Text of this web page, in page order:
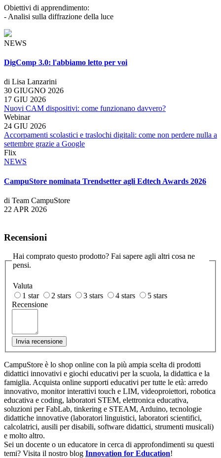
Obiettivi di apprendimento:
- Analisi sulla diffrazione della luce
NEWS
DigComp 3.0: l'abbiamo letto per voi
di Lisa Lanzarini
30 GIUGNO 2026
17 GIU 2026
Nuovi CAM dispositivi: come funzionano davvero?
Webinar
24 GIU 2026
Accorpamenti scolastici e traslochi digitali: come non perdere nulla a
settembre grazie a Google
Flix
NEWS
CampuStore nominata Trendsetter agli Edtech Awards 2026
di Team CampuStore
22 APR 2026
Recensioni
Hai comprato questo prodotto? Fai sapere agli altri cosa ne
pensi.
Valuta
1 star
2 stars 3 stars 4 stars
5 stars
Recensione
Invia recensione
CampuStore è lo shop online con la più ampia scelta di prodotti
didattici innovativi e giochi educativi per la scuola, la didattica e la
famiglia. Acquista online supporti educativi per tutte le età: arredo
innovativo, monitor interattivi touch e LIM, videoproiettori, robotica
educativa e coding, laboratori STEM, elettronica educativa,
soluzioni per FabLab, tinkering e STEAM, Arduino, tecnologie
didattiche innovative (laboratori linguistici, laboratori scientifici,
calcolatrici, ausili per disabili, software didattici, strumenti musicali)
e molto altro.
Sei un docente o un educatore in cerca di approfondimenti su questi
temi? Visita il nostro blog Innovation for Education!